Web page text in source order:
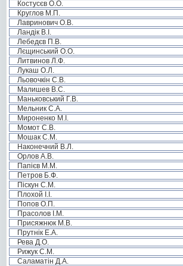
Костусєв О.О.
Круглов М.П.
Лавринович О.В.
Ландік В.І.
Лебедєв П.В.
Лєщинський О.О.
Литвинов Л.Ф.
Лукаш О.Л.
Льовочкін С.В.
Малишев В.С.
Маньковський Г.В.
Мельник С.А.
Мироненко М.І.
Момот С.В.
Мошак С.М.
Наконечний В.Л.
Орлов А.В.
Папієв М.М.
Петров Б.Ф.
Піскун С.М.
Плохой І.І.
Попов О.П.
Прасолов І.М.
Присяжнюк М.В.
Прутнік Е.А.
Рева Д.О.
Рижук С.М.
Саламатін Д.А.